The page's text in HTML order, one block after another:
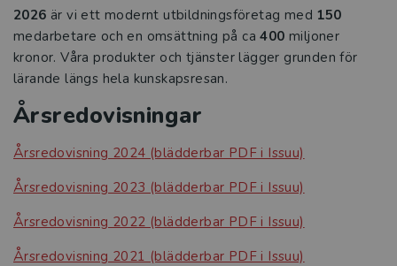
Cookies
Tillgänglighet
Systemkrav
About us
2026 är vi ett modernt utbildningsföretag med 150
medarbetare och en omsättning på ca400 miljoner
kronor. Våra produkter och tjänster lägger grunden för
lärande längs hela kunskapsresan.
Årsredovisningar
Årsredovisning 2024 (blädderbar PDF i Issuu)
Årsredovisning 2023 (blädderbar PDF i Issuu)
Årsredovisning 2022 (blädderbar PDF i Issuu)
Årsredovisning 2021 (blädderbar PDF i Issuu)